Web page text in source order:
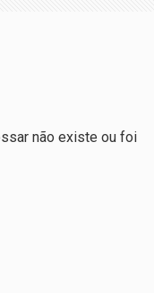
não existe ou foi